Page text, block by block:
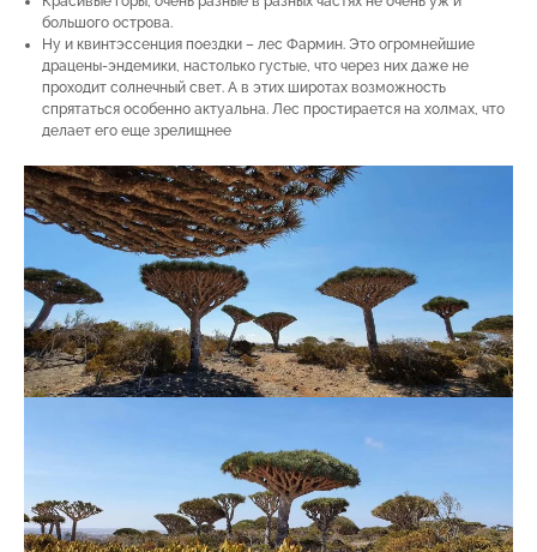
большого острова.
Ну и квинтэссенция поездки – лес Фармин. Это огромнейшие
драцены-эндемики, настолько густые, что через них даже не
проходит солнечный свет. А в этих широтах возможность
спрятаться особенно актуальна. Лес простирается на холмах, что
делает его еще зрелищнее